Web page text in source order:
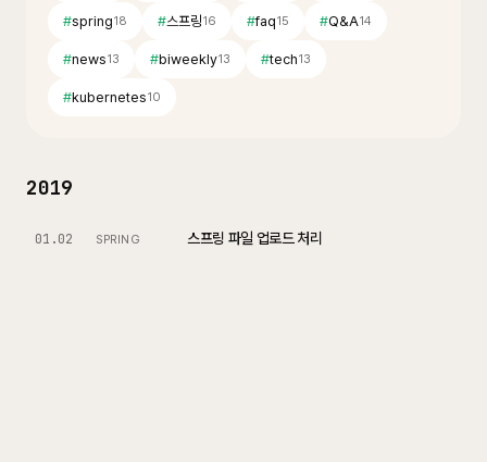
#spring18 #스프링16 #faq15 #Q&A14
#news13 #biweekly13 #tech13
#kubernetes10
2019
01.02 SPRING 스프링 파일 업로드 처리